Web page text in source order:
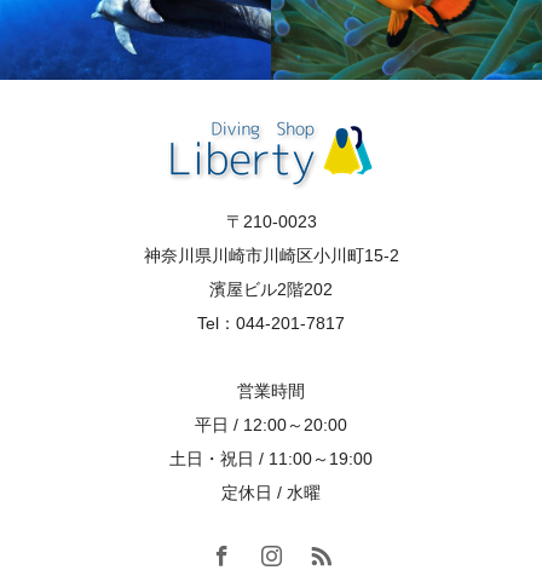
〒210-0023
神奈川県川崎市川崎区小川町15-2
濱屋ビル2階202
Tel：044-201-7817
営業時間
平日 / 12:00～20:00
土日・祝日 / 11:00～19:00
定休日 / 水曜